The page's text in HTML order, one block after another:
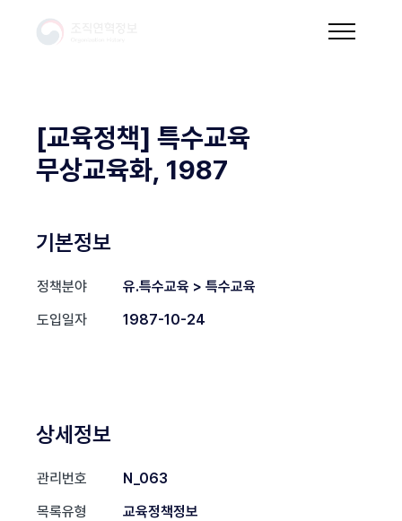
[교육정책] 특수교육
무상교육화, 1987
기본정보
정책분야
유.특수교육 > 특수교육
도입일자
1987-10-24
상세정보
관리번호
N_063
목록유형
교육정책정보